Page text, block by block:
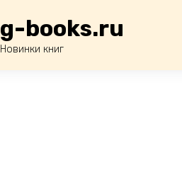
g-books.ru
Новинки книг